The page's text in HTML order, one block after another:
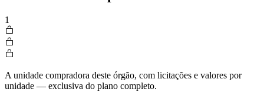
1
A unidade compradora deste órgão, com licitações e valores por
unidade — exclusiva do plano completo.